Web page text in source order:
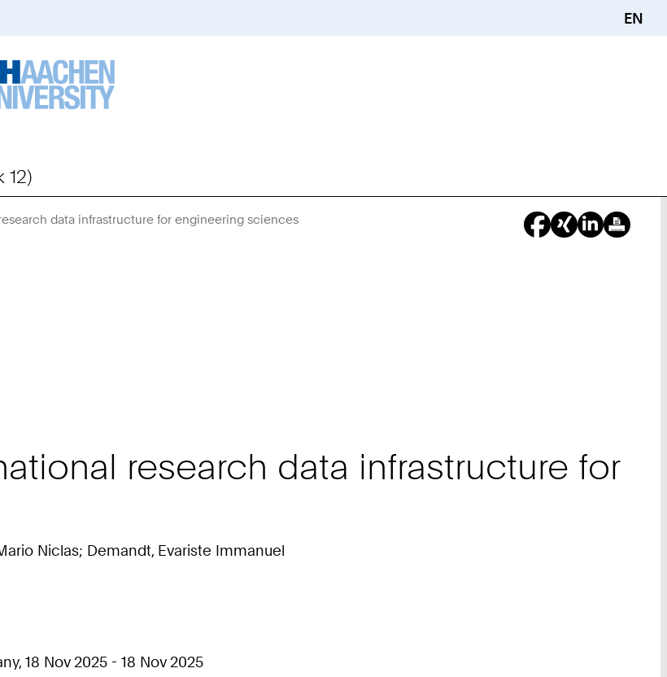
EN
12)
data infrastructure for engineering sciences
research data infrastructure for
Niclas; Demandt, Evariste Immanuel
18 Nov 2025 - 18 Nov 2025